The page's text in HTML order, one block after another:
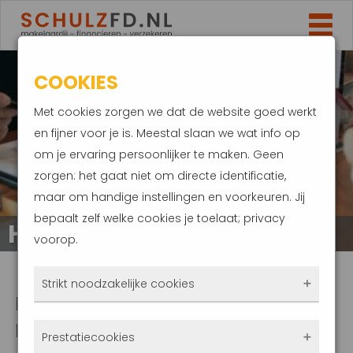
HYPOTHEEK CHECK
BESPAREN OP UW HYPOTHEEK
BEGINT MET EEN HYPOTHEEK
COOKIES
Met cookies zorgen we dat de website goed werkt
en fijner voor je is. Meestal slaan we wat info op
om je ervaring persoonlijker te maken. Geen
zorgen: het gaat niet om directe identificatie,
maar om handige instellingen en voorkeuren. Jij
bepaalt zelf welke cookies je toelaat; privacy
voorop.
Strikt noodzakelijke cookies
Prestatiecookies